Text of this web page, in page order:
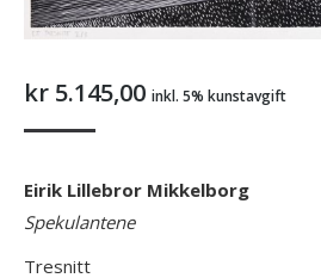
kr 5.145,00 inkl. 5% kunstavgift
Eirik Lillebror Mikkelborg
Spekulantene
Tresnitt